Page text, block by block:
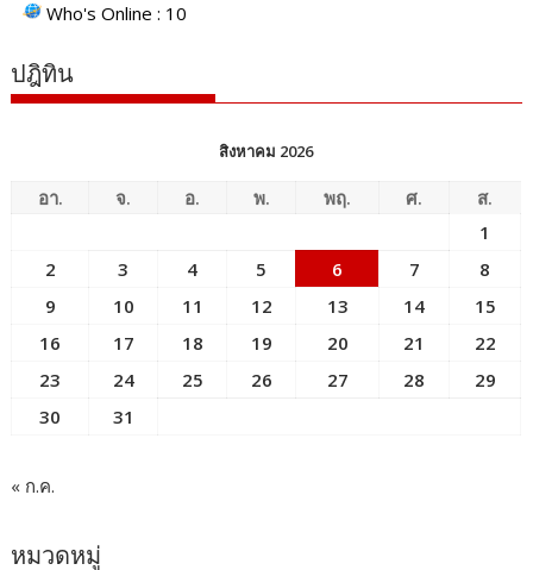
Who's Online : 10
ปฎิทิน
สิงหาคม 2026
อา. จ. อ. พ. พฤ. ศ.
ส.
1
2
3 4 5 6 7
8
9
10 11 12 13 14
15
16
17 18 19 20 21
22
23
24 25 26 27 28
29
30
31
« ก.ค.
หมวดหมู่